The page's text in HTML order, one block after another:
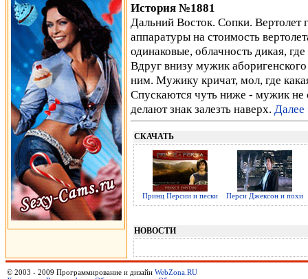
История №1881
Дальний Восток. Сопки. Вертолет
аппаратуры на стоимость
одинаковые, облачность дикая,
Вдруг внизу мужик аборигенского
ним. Мужику кричат, мол, где
Спускаются чуть ниже - мужик
делают знак залезть наверх. Далее
СКАЧАТЬ
Принц Персии и пески Перси Джексон и похи
НОВОСТИ
© 2003 - 2009 Программирование и дизайн WebZona.RU